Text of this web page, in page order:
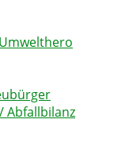
Abfallbilanz